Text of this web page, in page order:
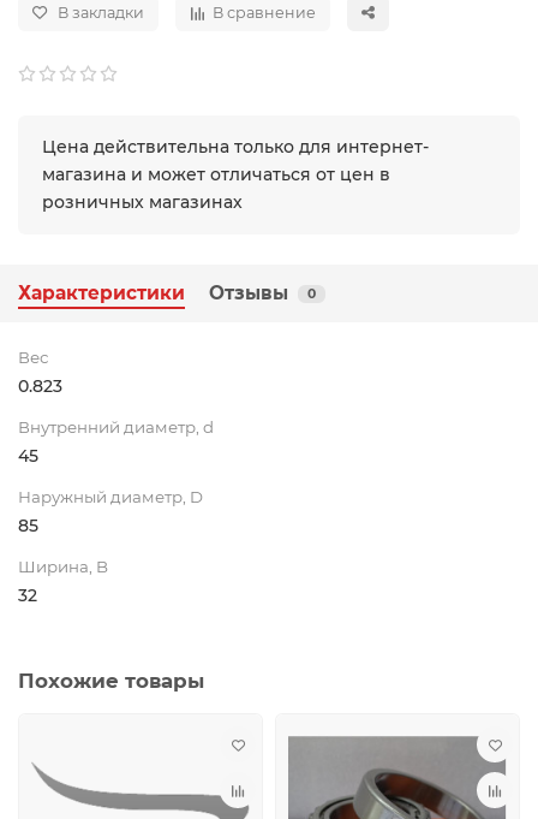
В закладки В сравнение
Цена действительна только для интернет-
магазина и может отличаться от цен в
розничных магазинах
Характеристики Отзывы 0
Вес
0.823
Внутренний диаметр, d
45
Наружный диаметр, D
85
Ширина, B
32
Похожие товары